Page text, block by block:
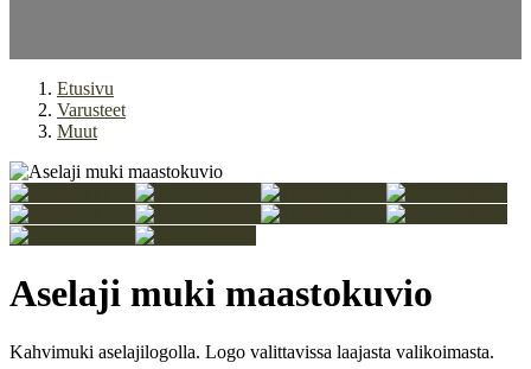
Etusivu
Varusteet
Muut
Aselaji muki maastokuvio
Kahvimuki aselajilogolla. Logo valittavissa laajasta valikoimasta.